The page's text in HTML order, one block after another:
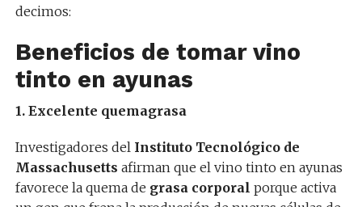
decimos:
Beneficios de tomar vino
tinto en ayunas
1. Excelente quemagrasa
Investigadores delInstituto Tecnológico de
Massachusetts afirman que el vino tinto en ayunas
favorece la quema de grasa corporal porque activa